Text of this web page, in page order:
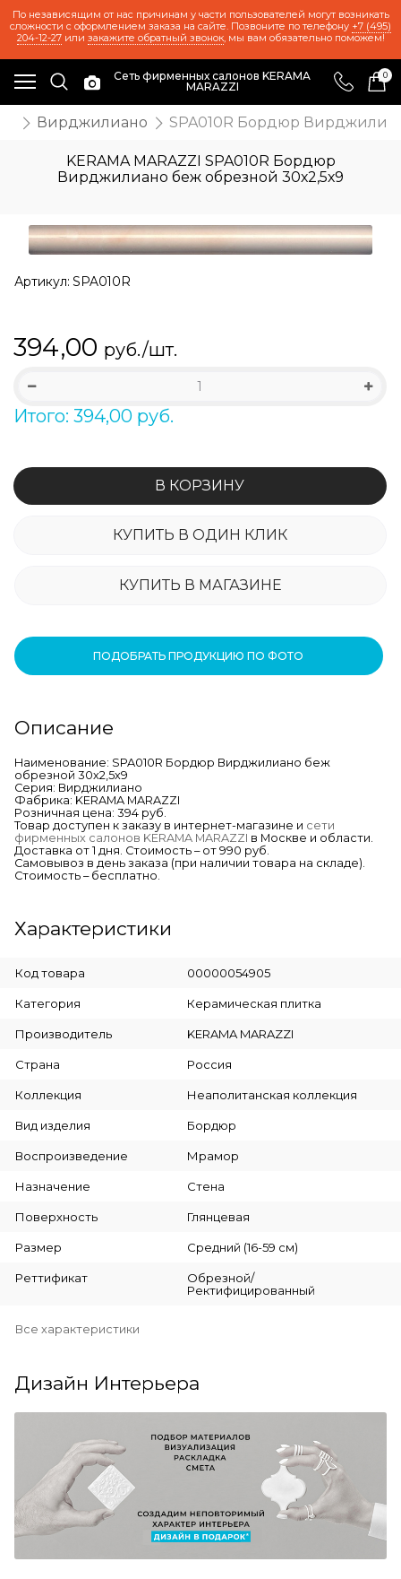
По независящим от нас причинам у части пользователей могут возникать
сложности с оформлением заказа на сайте. Позвоните по телефону +7 (495)
204-12-27или закажите обратный звонок, мы вам обязательно поможем!
Сеть фирменных салонов KERAMA
MARAZZI
0
Вирджилиано SPA010R Бордюр
KERAMA MARAZZI SPA010R Бордюр
Вирджилиано беж обрезной 30х2,5х9
Артикул: SPA010R
394,00 руб./шт.
Итого: 394,00 руб.
В КОРЗИНУ
КУПИТЬ В ОДИН КЛИК
КУПИТЬ В МАГАЗИНЕ
ПОДОБРАТЬ ПРОДУКЦИЮ ПО ФОТО
Описание
Наименование: SPA010R Бордюр Вирджилиано беж
обрезной 30х2,5х9
Серия: Вирджилиано
Фабрика: KERAMA MARAZZI
Розничная цена: 394 руб.
Товар доступен к заказу в интернет-магазине и сети
фирменных салонов KERAMA MARAZZI в Москве и области.
Доставка от 1 дня. Стоимость – от 990 руб.
Самовывоз в день заказа (при наличии товара на складе).
Стоимость – бесплатно.
Характеристики
Код товара 00000054905
Категория Керамическая плитка
Производитель KERAMA MARAZZI
Страна Россия
Коллекция Неаполитанская коллекция
Вид изделия Бордюр
Воспроизведение Мрамор
Назначение Стена
Поверхность Глянцевая
Размер Средний (16-59 см)
Реттификат
Обрезной/
Ректифицированный
Все характеристики
Дизайн Интерьера